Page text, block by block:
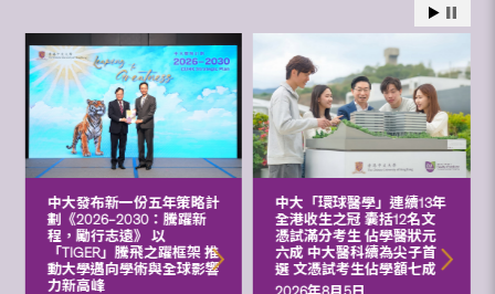
中大發布新一份五年策略計
劃《2026‒2030：騰躍新
程，勵行志遠》 以
「TIGER」騰飛之躍框架 推
動大學邁向學術與全球影響
力新高峰
中大「環球醫學」連續13年
全港收生之冠 囊括12名文
憑試滿分考生 佔學醫狀元
六成 中大醫科續為尖子首
選 文憑試考生佔學額七成